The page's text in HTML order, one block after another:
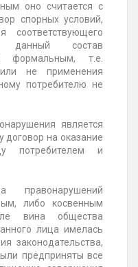
оно считается с
спорных условий,
состав
формальным, т.е.
не применения
потребителю не
является
договор на оказание
потребителем и
правонарушений
либо косвенным
вина общества
лица имелась
законодательства,
предприняты все